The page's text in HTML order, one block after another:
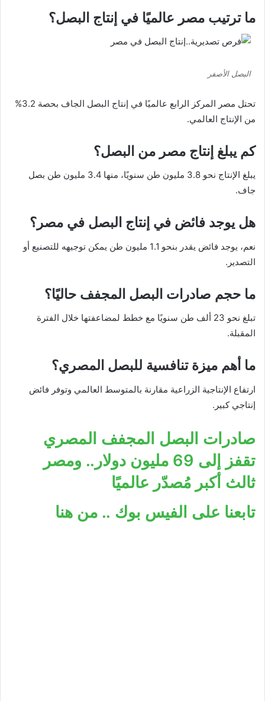
ما ترتيب مصر عالميًا في إنتاج البصل؟
البصل الأصفر
تحتل مصر المركز الرابع عالميًا في إنتاج البصل الجاف بحصة 3.2%
من الإنتاج العالمي.
كم يبلغ إنتاج مصر من البصل؟
يبلغ الإنتاج نحو 3.8 مليون طن سنويًا، منها 3.4 مليون طن بصل
جاف.
هل يوجد فائض في إنتاج البصل في مصر؟
نعم، يوجد فائض يقدر بنحو 1.1 مليون طن يمكن توجيهه للتصنيع أو
التصدير.
ما حجم صادرات البصل المجفف حاليًا؟
تبلغ نحو 23 ألف طن سنويًا مع خطط لمضاعفتها خلال الفترة
المقبلة.
ما أهم ميزة تنافسية للبصل المصري؟
ارتفاع الإنتاجية الزراعية مقارنة بالمتوسط العالمي وتوفر فائض
إنتاجي كبير.
صادرات البصل المجفف المصري
تقفز إلى 69 مليون دولار.. ومصر
ثالث أكبر مُصدّر عالميًا
تابعنا على الفيس بوك .. من هنا